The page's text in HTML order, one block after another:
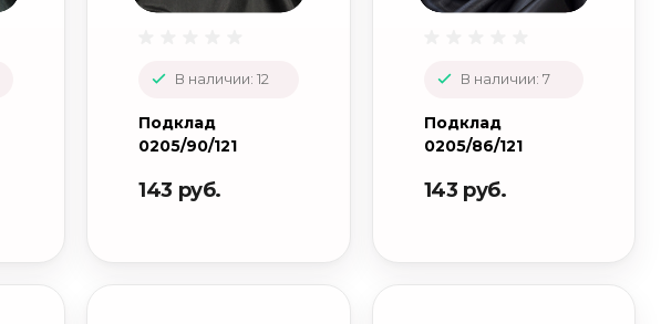
В наличии: 12
Подклад
0205/90/121
143 руб.
В наличии: 7
Подклад
0205/86/121
143 руб.